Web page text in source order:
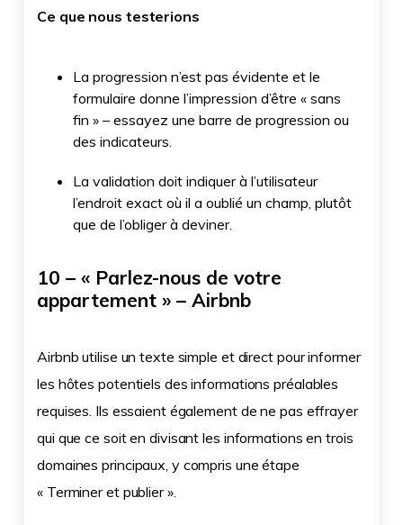
Ce que nous testerions
La progression n’est pas évidente et le
formulaire donne l’impression d’être « sans
fin » – essayez une barre de progression ou
des indicateurs.
La validation doit indiquer à l’utilisateur
l’endroit exact où il a oublié un champ, plutôt
que de l’obliger à deviner.
10 – « Parlez-nous de votre
appartement » – Airbnb
Airbnb utilise un texte simple et direct pour informer
les hôtes potentiels des informations préalables
requises. Ils essaient également de ne pas effrayer
qui que ce soit en divisant les informations en trois
domaines principaux, y compris une étape
« Terminer et publier ».